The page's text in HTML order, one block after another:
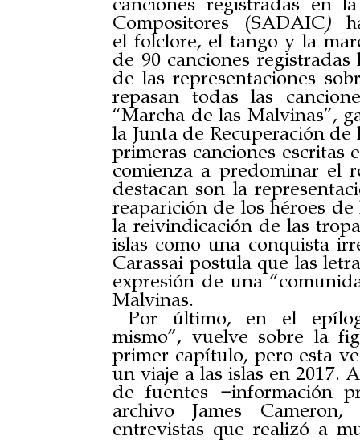
canciones registradas en
Compositores (SADAIC)
el folclore, el tango y la
de 90 canciones
de las representaciones
repasan todas las
“Marcha de las Malvinas”,
la Junta de Recuperación de
primeras canciones escritas
comienza a predominar el
destacan son la
reaparición de los héroes
la reivindicación de las
islas como una conquista
Carassai postula que las
expresión de una
Malvinas.
Por último, en el
mismo”, vuelve sobre la
primer capítulo, pero esta
un viaje a las islas en 2017.
de fuentes −información
archivo James
entrevistas que realizó a